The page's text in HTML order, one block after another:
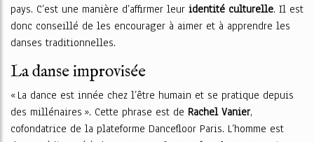
pays. C’est une manière d’affirmer leur identité culturelle. Il est
donc conseillé de les encourager à aimer et à apprendre les
danses traditionnelles.
La danse improvisée
« La dance est innée chez l’être humain et se pratique depuis
des millénaires ». Cette phrase est de Rachel Vanier,
cofondatrice de la plateforme Dancefloor Paris. L’homme est